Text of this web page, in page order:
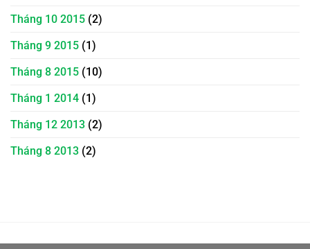
Tháng 10 2015 (2)
Tháng 9 2015 (1)
Tháng 8 2015 (10)
Tháng 1 2014 (1)
Tháng 12 2013 (2)
Tháng 8 2013 (2)